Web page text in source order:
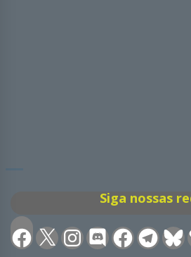
Siga nossas
Facebook
X Instagram
DiscordFacebookTelegram